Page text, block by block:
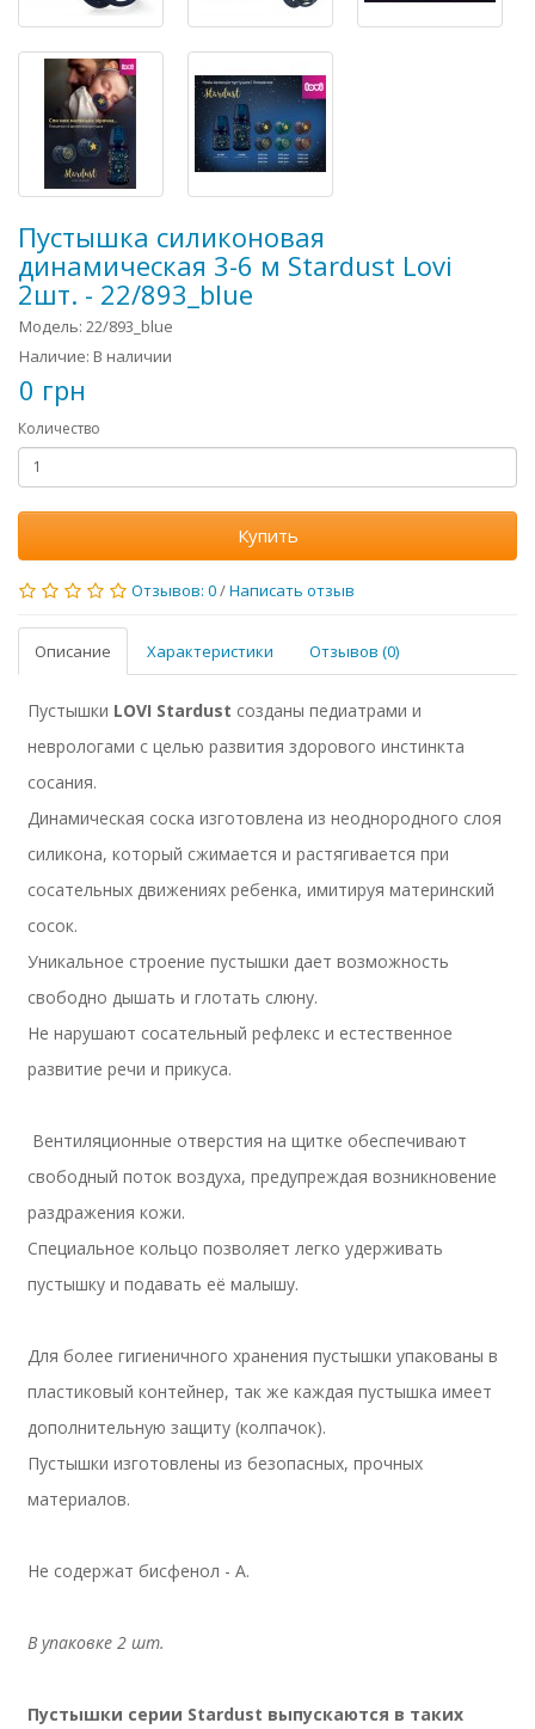
Пустышка силиконовая
динамическая 3-6 м Stardust Lovi
2шт. - 22/893_blue
Модель: 22/893_blue
Наличие: В наличии
0 грн
Количество
Купить
Отзывов: 0/Написать отзыв
Описание Характеристики Отзывов (0)
Пустышки LOVI Stardust созданы педиатрами и
неврологами с целью развития здорового инстинкта
сосания.
Динамическая соска изготовлена из неоднородного слоя
силикона, который сжимается и растягивается при
сосательных движениях ребенка, имитируя материнский
сосок.
Уникальное строение пустышки дает возможность
свободно дышать и глотать слюну.
Не нарушают сосательный рефлекс и естественное
развитие речи и прикуса.
Вентиляционные отверстия на щитке обеспечивают
свободный поток воздуха, предупреждая возникновение
раздражения кожи.
Специальное кольцо позволяет легко удерживать
пустышку и подавать её малышу.
Для более гигиеничного хранения пустышки упакованы в
пластиковый контейнер, так же каждая пустышка имеет
дополнительную защиту (колпачок).
Пустышки изготовлены из безопасных, прочных
материалов.
Не содержат бисфенол - А.
В упаковке 2 шт.
Пустышки серии Stardust выпускаются в таких